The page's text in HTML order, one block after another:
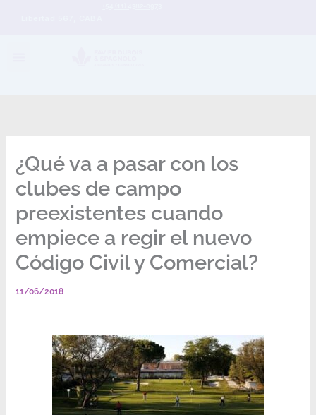
¿Qué va a pasar con los
clubes de campo
preexistentes cuando
empiece a regir el nuevo
Código Civil y Comercial?
11/06/2018